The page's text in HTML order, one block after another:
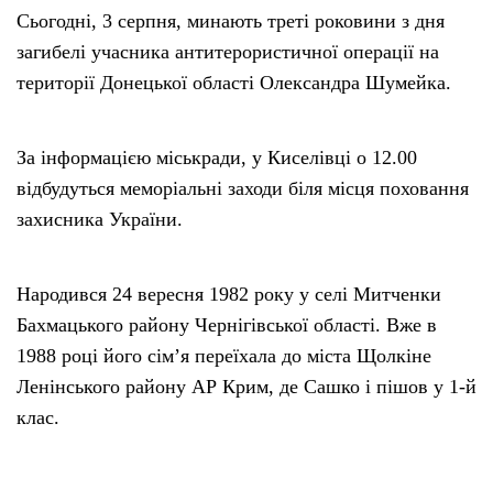
Сьогодні, 3 серпня, минають треті роковини з дня
загибелі учасника антитерористичної операції на
території Донецької області Олександра Шумейка.
За інформацією міськради, у Киселівці о 12.00
відбудуться меморіальні заходи біля місця поховання
захисника України.
Народився 24 вересня 1982 року у селі Митченки
Бахмацького району Чернігівської області. Вже в
1988 році його сім’я переїхала до міста Щолкіне
Ленінського району АР Крим, де Сашко і пішов у 1-й
клас.